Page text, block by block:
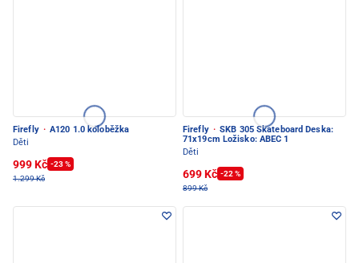
Firefly · A120 1.0 koloběžka
Děti
999 Kč -23 %
1.299 Kč
Firefly · SKB 305 Skateboard Deska:
71x19cm Ložisko: ABEC 1
Děti
699 Kč -22 %
899 Kč